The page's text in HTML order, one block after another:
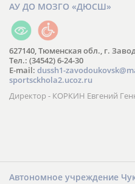
АУ ДО МОЗГО «ДЮСШ»
627140, Тюменская обл., г.
Тел.: (34542) 6-24-30
​E-mail: dussh1-
sportsckhola2.ucoz.ru
Директор - КОРКИН Евгений
Автономное учреждение